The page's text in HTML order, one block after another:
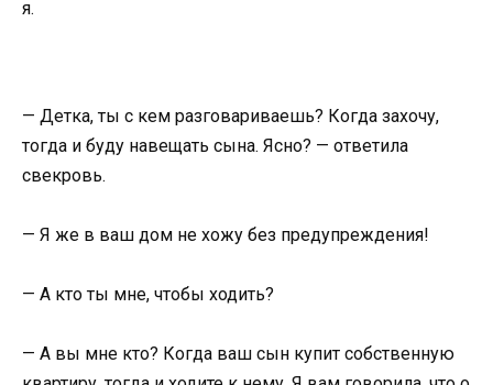
я.
— Детка, ты с кем разговариваешь? Когда захочу,
тогда и буду навещать сына. Ясно? — ответила
свекровь.
— Я же в ваш дом не хожу без предупреждения!
— А кто ты мне, чтобы ходить?
— А вы мне кто? Когда ваш сын купит собственную